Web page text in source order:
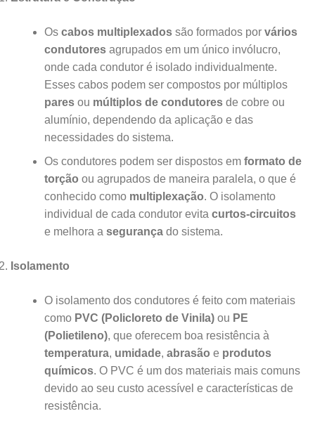
Os cabos multiplexados são formados por vários
condutores agrupados em um único invólucro,
onde cada condutor é isolado individualmente.
Esses cabos podem ser compostos por múltiplos
pares ou múltiplos de condutores de cobre ou
alumínio, dependendo da aplicação e das
necessidades do sistema.
Os condutores podem ser dispostos em formato de
torção ou agrupados de maneira paralela, o que é
conhecido como multiplexação. O isolamento
individual de cada condutor evita curtos-circuitos
e melhora a segurança do sistema.
Isolamento
O isolamento dos condutores é feito com materiais
como PVC (Policloreto de Vinila) ou PE
(Polietileno), que oferecem boa resistência à
temperatura, umidade, abrasão e produtos
químicos. O PVC é um dos materiais mais comuns
devido ao seu custo acessível e características de
resistência.